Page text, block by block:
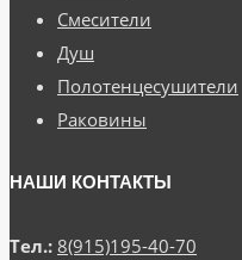
Смесители
Душ
Полотенцесушители
Раковины
НАШИ КОНТАКТЫ
Тел.: 8(915)195-40-70